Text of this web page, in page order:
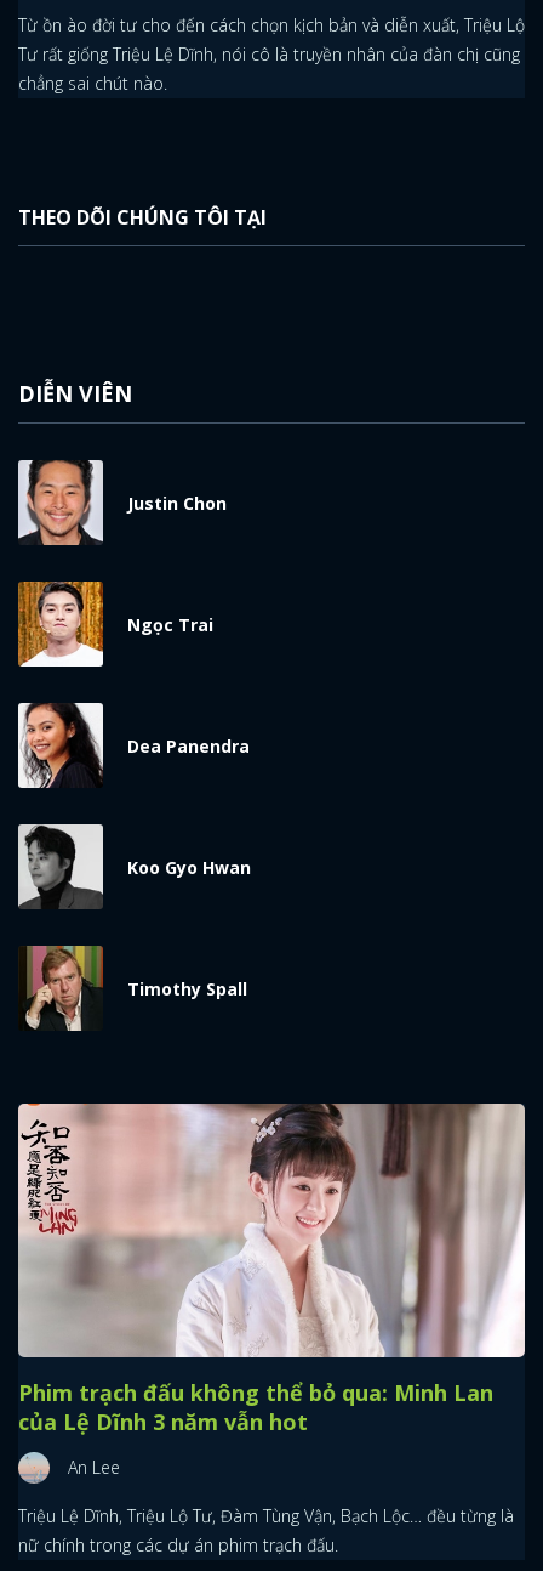
FACEBOOK GOOGLE
Từ ồn ào đời tư cho đến cách chọn kịch bản và diễn xuất, Triệu Lộ
Tư rất giống Triệu Lệ Dĩnh, nói cô là truyền nhân của đàn chị cũng
chẳng sai chút nào.
THEO DÕI CHÚNG TÔI TẠI
DIỄN VIÊN
Justin Chon
Ngọc Trai
Dea Panendra
Koo Gyo Hwan
Timothy Spall
Phim trạch đấu không thể bỏ qua: Minh Lan
của Lệ Dĩnh 3 năm vẫn hot
An Lee
Triệu Lệ Dĩnh, Triệu Lộ Tư, Đàm Tùng Vận, Bạch Lộc… đều từng là
nữ chính trong các dự án phim trạch đấu.